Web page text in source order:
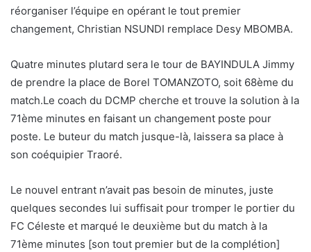
réorganiser l’équipe en opérant le tout premier
changement, Christian NSUNDI remplace Desy MBOMBA.
Quatre minutes plutard sera le tour de BAYINDULA Jimmy
de prendre la place de Borel TOMANZOTO, soit 68ème du
match.Le coach du DCMP cherche et trouve la solution à la
71ème minutes en faisant un changement poste pour
poste. Le buteur du match jusque-là, laissera sa place à
son coéquipier Traoré.
Le nouvel entrant n’avait pas besoin de minutes, juste
quelques secondes lui suffisait pour tromper le portier du
FC Céleste et marqué le deuxième but du match à la
71ème minutes [son tout premier but de la complétion]